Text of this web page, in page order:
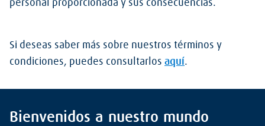
personal proporcionada y sus consecuencias.
Si deseas saber más sobre nuestros términos y
condiciones, puedes consultarlos aquí.
Bienvenidos a nuestro mundo